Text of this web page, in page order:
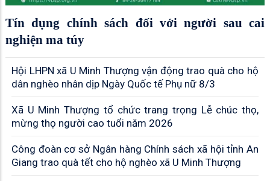
Tín dụng chính sách đối với người sau cai
nghiện ma túy
Hội LHPN xã U Minh Thượng vận động trao quà cho hộ
dân nghèo nhân dịp Ngày Quốc tế Phụ nữ 8/3
Xã U Minh Thượng tổ chức trang trọng Lễ chúc thọ,
mừng thọ người cao tuổi năm 2026
Công đoàn cơ sở Ngân hàng Chính sách xã hội tỉnh An
Giang trao quà tết cho hộ nghèo xã U Minh Thượng